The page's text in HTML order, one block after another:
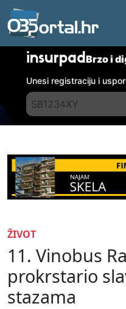
insurpadBrzo i
Unesi registraciju i
ŽIVOT
11. Vinobus
prokrstario
stazama